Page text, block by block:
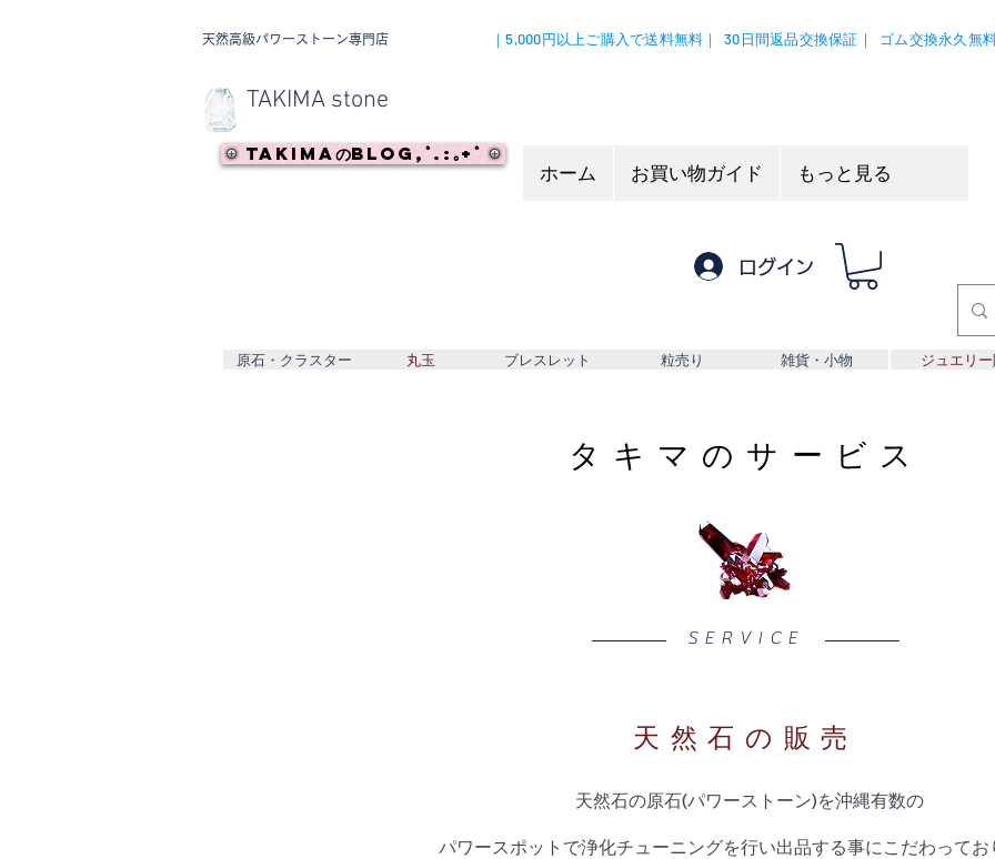
​天然高級パワーストーン専門店 ｜5,000円以上ご購入で送料無料｜ 30日間返品交換保証｜ ゴム交換永久無
TAKIMA stone
TAKIMAのBlog,ﾟ.:｡+ﾟ
ホーム
お買い物ガイド もっと見る
原石・クラスター 丸玉
ログイン
ブレスレット 粒売り 雑貨・小物 ジュエリ
タキマのサービス
SERVICE
天然石の販売
天然石の原石(パワーストーン)を沖縄有数の
パワースポットで浄化チューニングを行い出品する事にこだわってお